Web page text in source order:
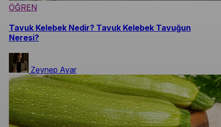
ÖĞREN
Tavuk Kelebek Nedir? Tavuk Kelebek Tavuğun
Neresi?
Zeynep Ayar